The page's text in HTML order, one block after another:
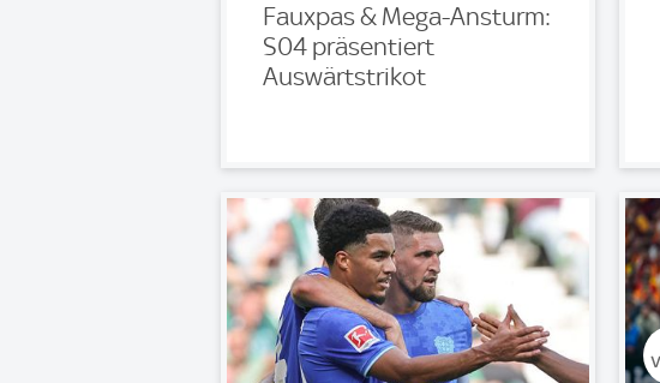
Fauxpas & Mega-Ansturm:
S04 präsentiert
Auswärtstrikot